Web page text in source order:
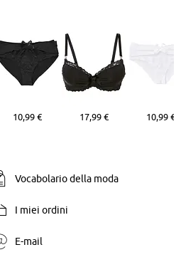
10,99 € 17,99 € 10,99 €
Vocabolario della moda
I miei ordini
E-mail